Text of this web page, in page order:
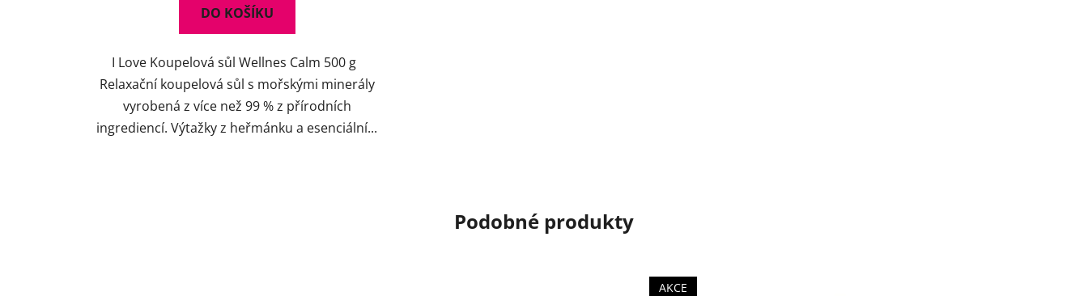
DO KOŠÍKU
I Love Koupelová sůl Wellnes Calm 500 g
Relaxační koupelová sůl s mořskými minerály
vyrobená z více než 99 % z přírodních
ingrediencí. Výtažky z heřmánku a esenciální...
Podobné produkty
AKCE